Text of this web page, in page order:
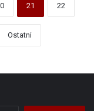
21 22
Ostatni